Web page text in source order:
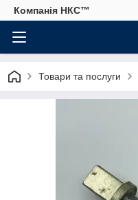
Компанія НКС™
Товари та послуги